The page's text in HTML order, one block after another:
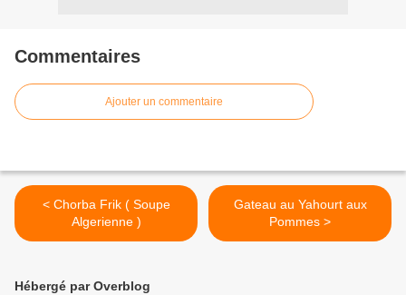
Commentaires
Ajouter un commentaire
< Chorba Frik ( Soupe
Algerienne )
Gateau au Yahourt aux
Pommes >
Hébergé par Overblog